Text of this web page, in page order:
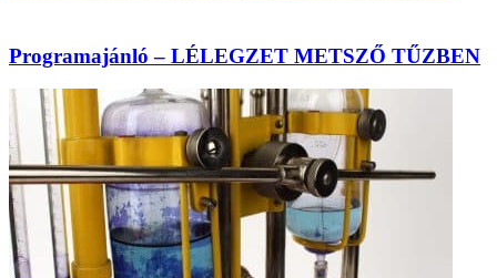
Programajánló – LÉLEGZET METSZŐ TŰZBEN